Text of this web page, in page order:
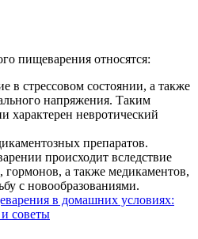
пищеварения относятся:
в стрессовом состоянии, а также
напряжения. Таким
характерен невротический
препаратов.
происходит вследствие
гормонов, а также медикаментов,
с новообразованиями.